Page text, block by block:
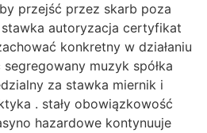
przejść przez skarb poza
autoryzacja certyfikat
konkretny w działaniu
muzyk spółka
za stawka miernik i
. stały obowiązkowość
hazardowe kontynuuje